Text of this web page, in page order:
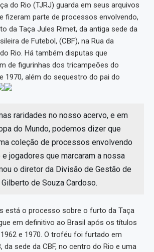
do Rio (TJRJ) guarda em seus arquivos
fizeram parte de processos envolvendo,
da Taça Jules Rimet, da antiga sede da
de Futebol, (CBF), na Rua da
Rio. Há também disputas que
de figurinhas dos tricampeões do
1970, além do sequestro do pai do
raridades no nosso acervo, e em
do Mundo, podemos dizer que
coleção de processos envolvendo
jogadores que marcaram a nossa
o diretor da Divisão de Gestão de
de Souza Cardoso.
está o processo sobre o furto da Taça
em definitivo ao Brasil após os títulos
e 1970. O troféu foi furtado em
da sede da CBF, no centro do Rio e uma